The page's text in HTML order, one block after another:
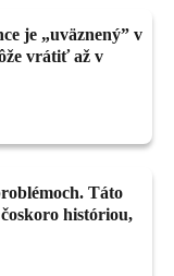
je „uväznený” v
vrátiť až v
Táto
históriou,